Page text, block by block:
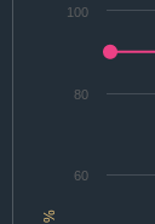
%
60
80
100